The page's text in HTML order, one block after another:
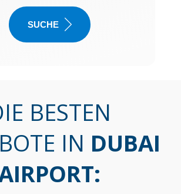
SUCHE
BESTEN
IN DUBAI
: